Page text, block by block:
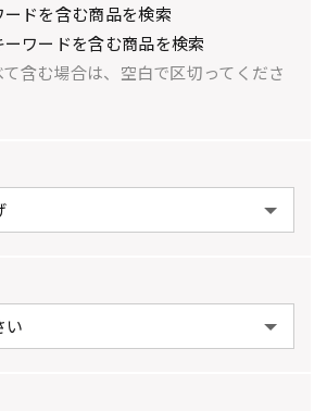
ドを含む商品を検索
ーワードを含む商品を検索
含む場合は、空白で区切ってくださ